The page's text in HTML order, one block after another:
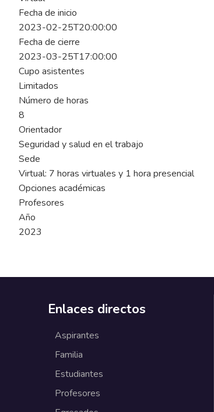
Fecha de inicio
2023-02-25T20:00:00
Fecha de cierre
2023-03-25T17:00:00
Cupo asistentes
Limitados
Número de horas
8
Orientador
Seguridad y salud en el trabajo
Sede
Virtual: 7 horas virtuales y 1 hora presencial
Opciones académicas
Profesores
Año
2023
Enlaces directos
Aspirantes
Familia
Estudiantes
Profesores